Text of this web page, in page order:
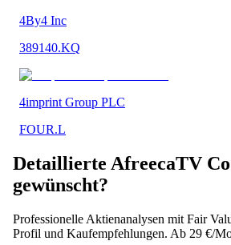
4By4 Inc
389140.KQ
4imprint Group PLC
FOUR.L
Detaillierte AfreecaTV
gewünscht?
Professionelle Aktienanalysen mit Fair
Profil und Kaufempfehlungen. Ab 29 €/